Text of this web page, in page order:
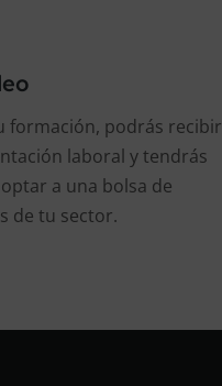
formación, podrás recibir
laboral y tendrás
a una bolsa de
de tu sector.